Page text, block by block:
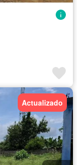
Actualizado